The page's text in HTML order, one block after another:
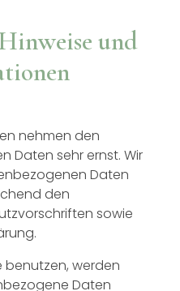
und
nehmen den
Daten sehr ernst. Wir
Daten
den
sowie
benutzen, werden
Daten